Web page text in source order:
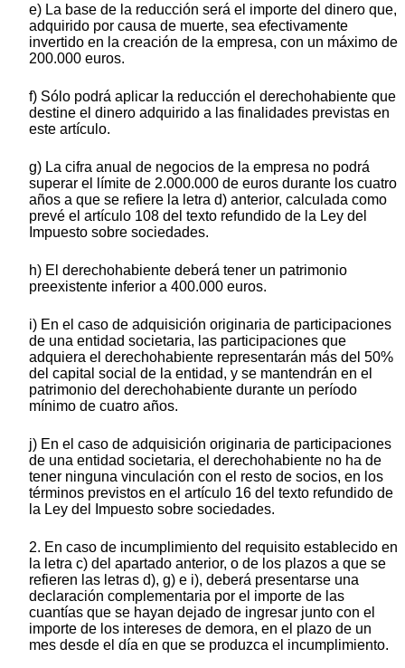
e) La base de la reducción será el importe del dinero que,
adquirido por causa de muerte, sea efectivamente
invertido en la creación de la empresa, con un máximo de
200.000 euros.
f) Sólo podrá aplicar la reducción el derechohabiente que
destine el dinero adquirido a las finalidades previstas en
este artículo.
g) La cifra anual de negocios de la empresa no podrá
superar el límite de 2.000.000 de euros durante los cuatro
años a que se refiere la letra d) anterior, calculada como
prevé el artículo 108 del texto refundido de la Ley del
Impuesto sobre sociedades.
h) El derechohabiente deberá tener un patrimonio
preexistente inferior a 400.000 euros.
i) En el caso de adquisición originaria de participaciones
de una entidad societaria, las participaciones que
adquiera el derechohabiente representarán más del 50%
del capital social de la entidad, y se mantendrán en el
patrimonio del derechohabiente durante un período
mínimo de cuatro años.
j) En el caso de adquisición originaria de participaciones
de una entidad societaria, el derechohabiente no ha de
tener ninguna vinculación con el resto de socios, en los
términos previstos en el artículo 16 del texto refundido de
la Ley del Impuesto sobre sociedades.
2. En caso de incumplimiento del requisito establecido en
la letra c) del apartado anterior, o de los plazos a que se
refieren las letras d), g) e i), deberá presentarse una
declaración complementaria por el importe de las
cuantías que se hayan dejado de ingresar junto con el
importe de los intereses de demora, en el plazo de un
mes desde el día en que se produzca el incumplimiento.